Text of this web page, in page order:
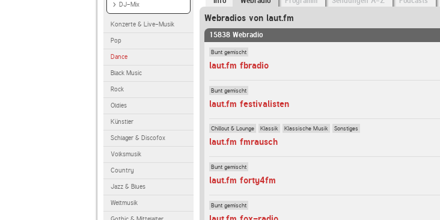
DJ-Mix
Konzerte & Live-Musik
Pop
Dance
Black Music
Rock
Oldies
Künstler
Schlager & Discofox
Volksmusik
Country
Jazz & Blues
Weltmusik
Webradios von laut.fm
15838 Webradio
Bunt gemischt
laut.fm fbradio
Bunt gemischt
laut.fm festivalisten
Chillout & Lounge Klassik Klassische Musik Sonstiges
laut.fm fmrausch
Bunt gemischt
laut.fm forty4fm
Bunt gemischt